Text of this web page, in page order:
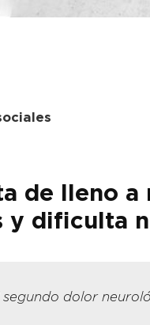
de lleno
y dificulta
dolor